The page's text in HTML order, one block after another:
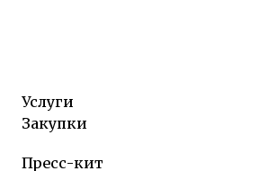
Услуги
Закупки
Пресс-кит